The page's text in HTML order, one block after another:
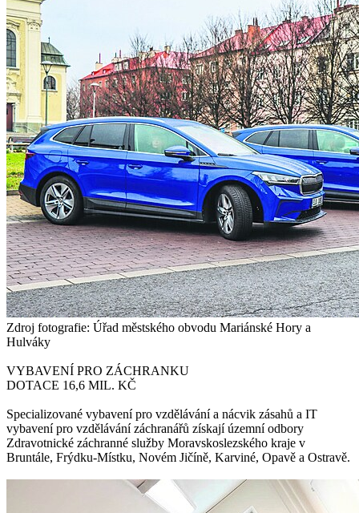
Zdroj fotografie: Úřad městského obvodu Mariánské Hory a
Hulváky
VYBAVENÍ PRO ZÁCHRANKU
DOTACE 16,6 MIL. KČ
Specializované vybavení pro vzdělávání a nácvik zásahů a IT
vybavení pro vzdělávání záchranářů získají územní odbory
Zdravotnické záchranné služby Moravskoslezského kraje v
Bruntále, Frýdku-Místku, Novém Jičíně, Karviné, Opavě a Ostravě.